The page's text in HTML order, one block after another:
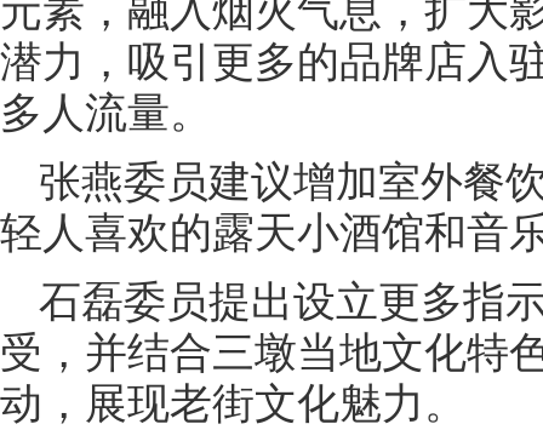
元素，融入烟火气息，扩大
潜力，吸引更多的品牌店入
多人流量。
张燕委员建议增加室外餐
轻人喜欢的露天小酒馆和音
石磊委员提出设立更多指
受，并结合三墩当地文化特
动，展现老街文化魅力。